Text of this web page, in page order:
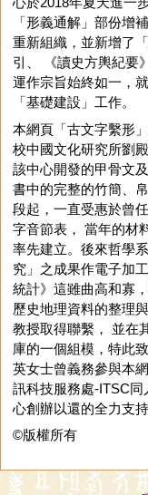
「形義通解」部份增
重新組織，並新增了
引、 《讀史方輿紀要
運作宗旨始終如一，
「基礎建設」工作。
本網頁「古文字繫形
校中國文化研究所劉
該中心開發的甲骨文
書中的完整的竹簡、
段起，一直受惠於曾
字音節表， 當年的材
率先建立。後來哲學
究」之成果作電子加
統計》這雖曲高和寡
歷史地理資料的整理
教授取得聯繫， 並在
庫的一個組模，特此
英女士曾義務參與本
訊科技服務處-ITSC
心創辦以還的全力支持
©版權所有